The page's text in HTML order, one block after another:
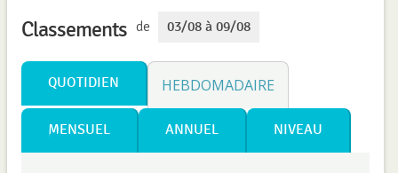
Classements de 03/08 à 09/08
QUOTIDIEN HEBDOMADAIRE
MENSUEL ANNUEL NIVEAU